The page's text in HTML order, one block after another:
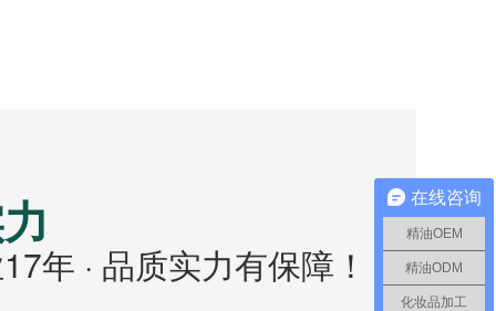
年 · 品质实力有保障！
在线咨询
精油OEM
精油ODM
化妆品加工